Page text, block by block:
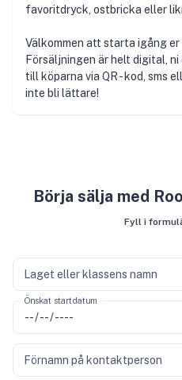
favoritdryck, ostbricka eller
Välkommen att starta igång
Försäljningen är helt digital,
till köparna via QR - kod, sms
inte bli lättare!
Börja sälja med
Fyll i
Laget eller klassens namn
Önskat startdatum
Förnamn på kontaktperson